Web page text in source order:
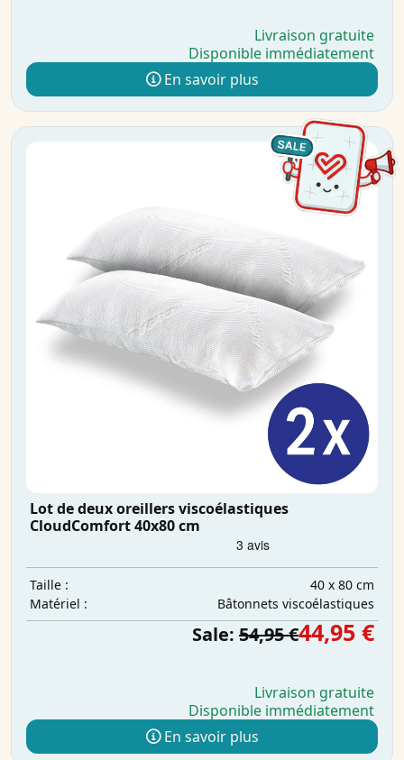
Livraison gratuite
Disponible immédiatement
En savoir plus
Lot de deux oreillers viscoélastiques
CloudComfort 40x80 cm
Taille :
40 x 80 cm
Matériel :
Bâtonnets viscoélastiques
Sale: 54,95 €44,95 €
Livraison gratuite
Disponible immédiatement
En savoir plus